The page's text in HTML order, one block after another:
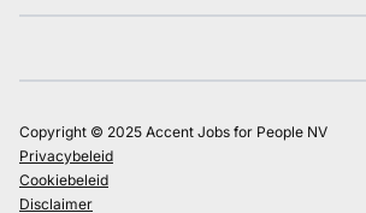
Copyright © 2025 Accent Jobs for People NV
Privacybeleid
Cookiebeleid
Disclaimer